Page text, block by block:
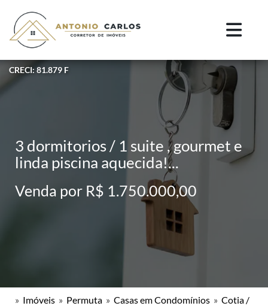
CRECI: 81.879 F
3 dormitorios / 1 suite , gourmet e
linda piscina aquecida!...
Venda por R$ 1.750.000,00
» Imóveis » Permuta » Casas em Condomínios » Cotia /